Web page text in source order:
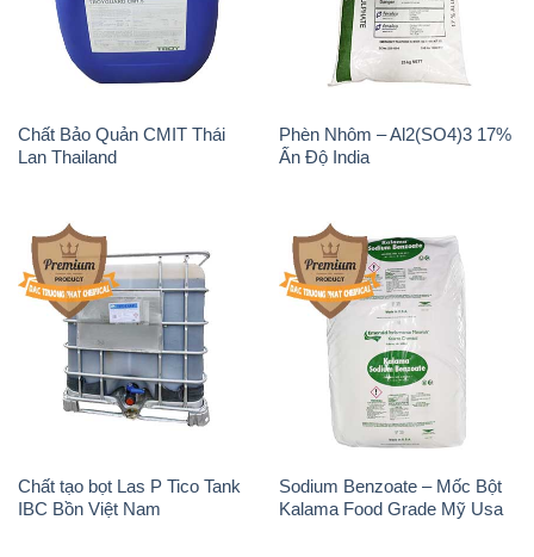
Chất Bảo Quản CMIT Thái
Lan Thailand
Phèn Nhôm – Al2(SO4)3 17%
Ấn Độ India
Chất tạo bọt Las P Tico Tank
IBC Bồn Việt Nam
Sodium Benzoate – Mốc Bột
Kalama Food Grade Mỹ Usa